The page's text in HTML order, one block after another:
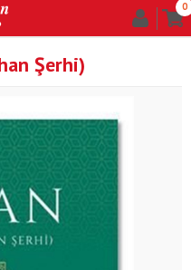
0
Şerhi)